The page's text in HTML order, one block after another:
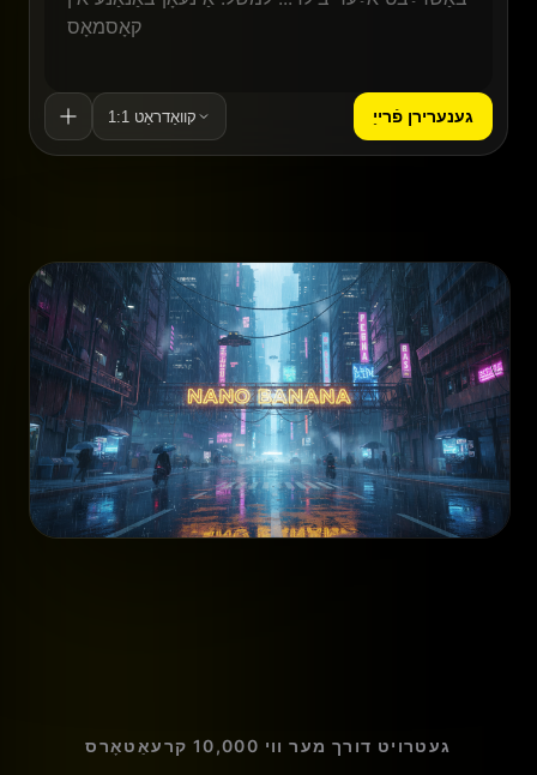
1:1 קוואַדראַט גענערירן פֿרייַ
געטרויט דורך מער ווי 10,000 קרעאַטאָרס